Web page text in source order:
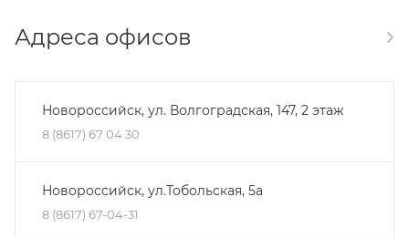
Адреса офисов
Новороссийск, ул. Волгоградская, 147, 2 этаж
8 (8617) 67 04 30
Новороссийск, ул.Тобольская, 5а
8 (8617) 67-04-31